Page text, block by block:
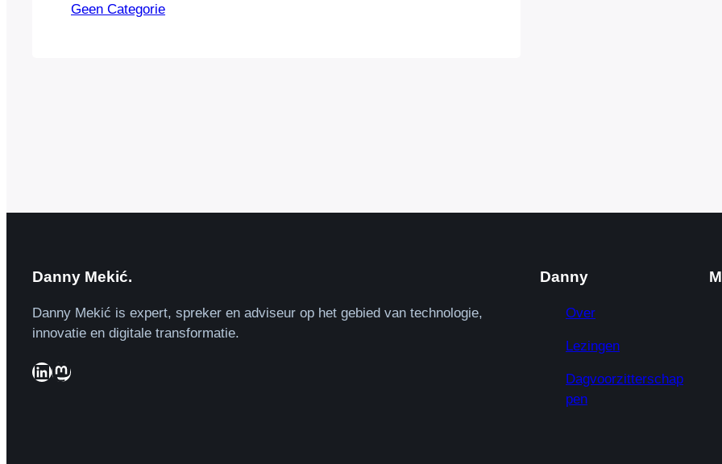
Opvallend en belangrijk onderdeel van het programma is
Geen Categorie
Danny Mekić.
Danny Mekić is expert, spreker en adviseur op het gebied van technologie,
innovatie en digitale transformatie.
LinkedIn Mastodon
Danny
Over
Lezingen
Dagvoorzitterschap
pen